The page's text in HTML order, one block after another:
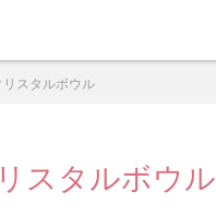
リスタルボウル
スタルボウル